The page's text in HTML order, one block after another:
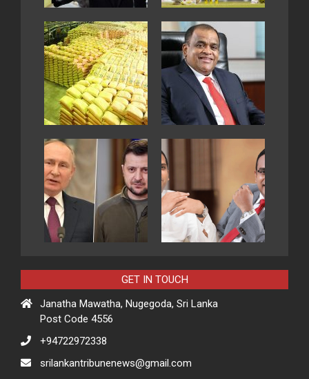
GET IN TOUCH
Janatha Mawatha, Nugegoda, Sri Lanka
Post Code 4556
+94722972338
srilankantribunenews@gmail.com